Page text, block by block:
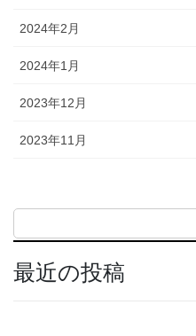
2024年2月
2024年1月
2023年12月
2023年11月
最近の投稿